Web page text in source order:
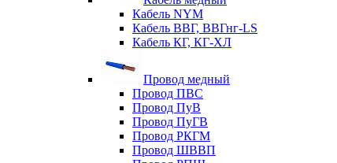
Кабель NYM
Кабель ВВГ, ВВГнг-LS
Кабель КГ, КГ-ХЛ
Провод медный
Провод ПВС
Провод ПуВ
Провод ПуГВ
Провод РКГМ
Провод ШВВП